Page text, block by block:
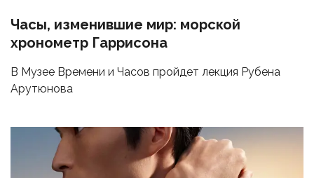
Часы, изменившие мир: морской
хронометр Гаррисона
В Музее Времени и Часов пройдет лекция Рубена
Арутюнова